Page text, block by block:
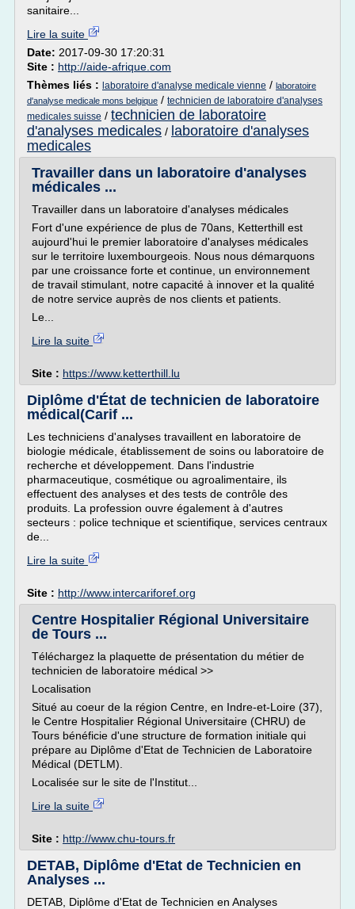
sanitaire...
Lire la suite
Date: 2017-09-30 17:20:31
Site : http://aide-afrique.com
Thèmes liés : laboratoire d'analyse medicale vienne / laboratoire
d'analyse medicale mons belgique / technicien de laboratoire d'analyses
medicales suisse / technicien de laboratoire
d'analyses medicales / laboratoire d'analyses
medicales
Travailler dans un laboratoire d'analyses
médicales ...
Travailler dans un laboratoire d'analyses médicales
Fort d'une expérience de plus de 70ans, Ketterthill est
aujourd'hui le premier laboratoire d'analyses médicales
sur le territoire luxembourgeois. Nous nous démarquons
par une croissance forte et continue, un environnement
de travail stimulant, notre capacité à innover et la qualité
de notre service auprès de nos clients et patients.
Le...
Lire la suite
Site : https://www.ketterthill.lu
Diplôme d'État de technicien de laboratoire
médical(Carif ...
Les techniciens d'analyses travaillent en laboratoire de
biologie médicale, établissement de soins ou laboratoire de
recherche et développement. Dans l'industrie
pharmaceutique, cosmétique ou agroalimentaire, ils
effectuent des analyses et des tests de contrôle des
produits. La profession ouvre également à d'autres
secteurs : police technique et scientifique, services centraux
de...
Lire la suite
Site : http://www.intercariforef.org
Centre Hospitalier Régional Universitaire
de Tours ...
Téléchargez la plaquette de présentation du métier de
technicien de laboratoire médical >>
Localisation
Situé au coeur de la région Centre, en Indre-et-Loire (37),
le Centre Hospitalier Régional Universitaire (CHRU) de
Tours bénéficie d'une structure de formation initiale qui
prépare au Diplôme d'Etat de Technicien de Laboratoire
Médical (DETLM).
Localisée sur le site de l'Institut...
Lire la suite
Site : http://www.chu-tours.fr
DETAB, Diplôme d'Etat de Technicien en
Analyses ...
DETAB, Diplôme d'Etat de Technicien en Analyses